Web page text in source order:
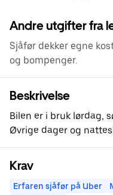
Andre utgifter fra
Sjåfør dekker egne
og bompenger.
Beskrivelse
Bilen er i bruk lørdag,
Øvrige dager og
Krav
Erfaren sjåfør på Uber